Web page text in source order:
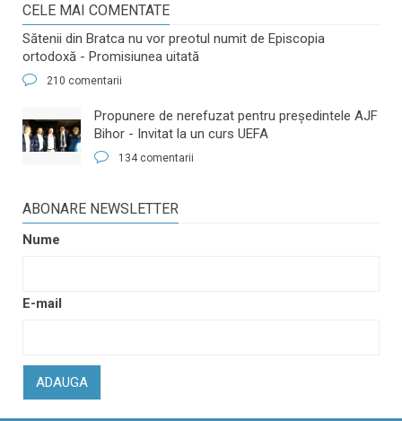
CELE MAI COMENTATE
Sătenii din Bratca nu vor preotul numit de Episcopia
ortodoxă - Promisiunea uitată
210 comentarii
​Propunere de nerefuzat pentru preşedintele AJF
Bihor - Invitat la un curs UEFA
134 comentarii
ABONARE NEWSLETTER
Nume
E-mail
ADAUGA